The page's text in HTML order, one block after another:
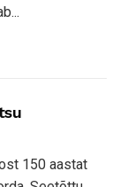
150 aastat